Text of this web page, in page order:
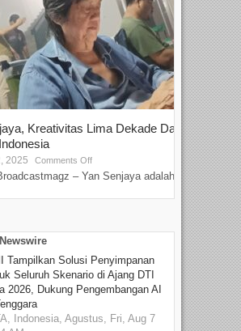
Kreativitas Lima Dekade Dalam
2025 Comments Off
– Yan Senjaya adalah...
Tampilkan Solusi Penyimpanan
Seluruh Skenario di Ajang DTI
2026, Dukung Pengembangan AI
Indonesia, Agustus, Fri, Aug 7